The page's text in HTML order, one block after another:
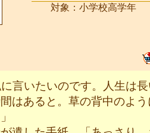
対象： 小学校高学年
に言いたいのです。人生は
はあると。草の背中のよ